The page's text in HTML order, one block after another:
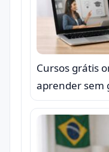
Cursos grátis
aprender sem